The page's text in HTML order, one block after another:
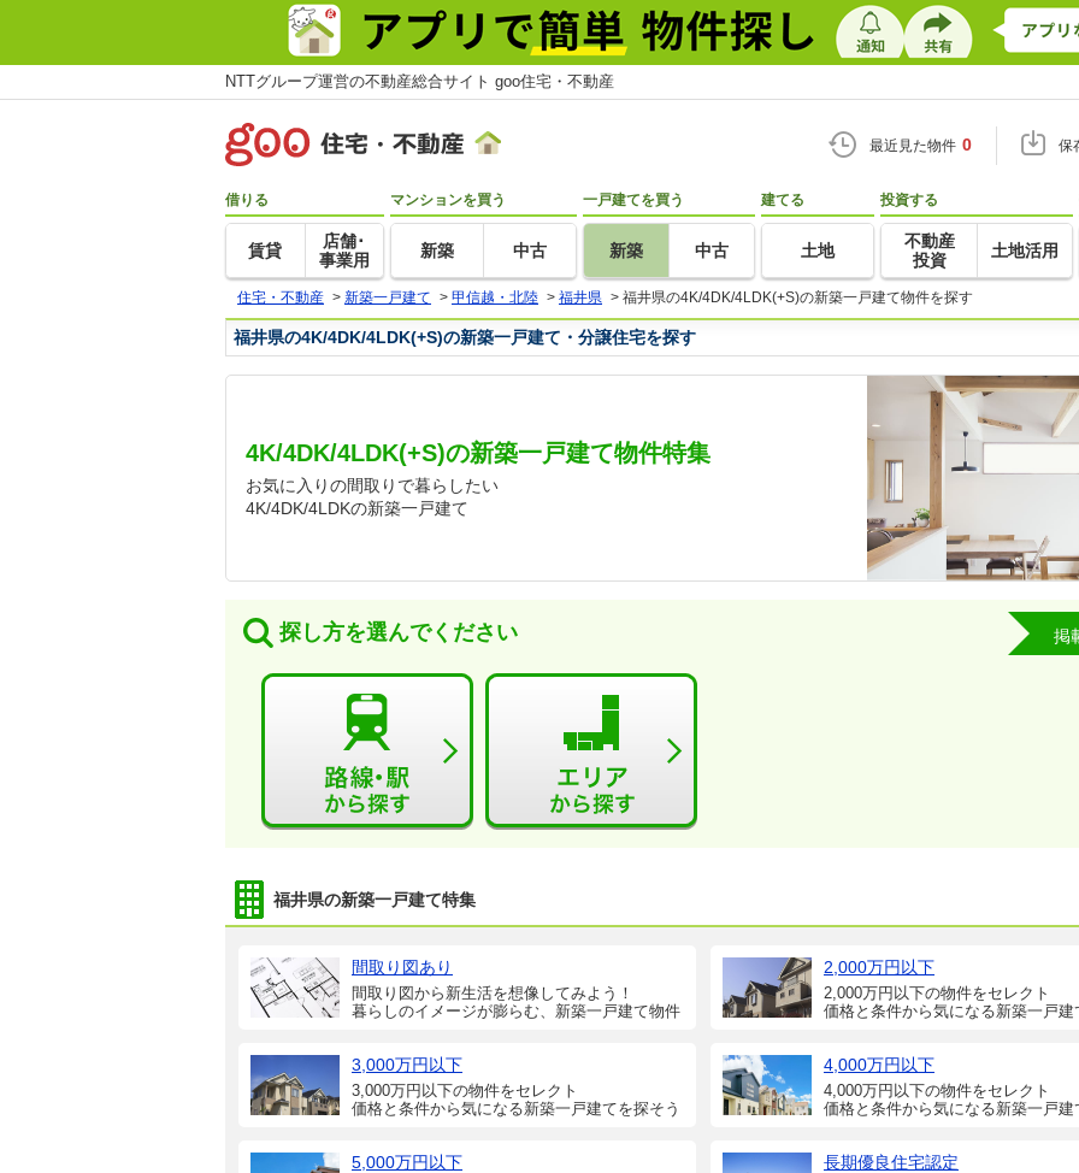
NTTグループ運営の不動産総合サイト goo住宅・不動産
最近見た物件 0 保
借りる
賃貸
店舗･
事業用
マンションを買う
新築 中古
一戸建てを買う
新築 中古
建てる
土地
投資する
不動産
投資
土地活用
住宅・不動産 > 新築一戸建て > 甲信越・北陸 > 福井県 > 福井県の4K/4DK/4LDK(+S)の新築一戸建て物件を探す
福井県の4K/4DK/4LDK(+S)の新築一戸建て・分譲住宅を探す
4K/4DK/4LDK(+S)の新築一戸建て物件特集
お気に入りの間取りで暮らしたい
4K/4DK/4LDKの新築一戸建て
探し方を選んでください 掲
福井県の新築一戸建て特集
間取り図あり
間取り図から新生活を想像してみよう！
暮らしのイメージが膨らむ、新築一戸建て物件
2,000万円以下
2,000万円以下の物件をセレクト
価格と条件から気になる新築一戸建
3,000万円以下
3,000万円以下の物件をセレクト
価格と条件から気になる新築一戸建てを探そう
4,000万円以下
4,000万円以下の物件をセレクト
価格と条件から気になる新築一戸建
5,000万円以下 長期優良住宅認定